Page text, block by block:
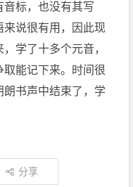
音标，也没有其写
来说很有用，因此现
学了十多个元音，
能记下来。时间很
书声中结束了，学
分享